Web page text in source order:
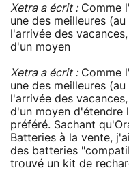
Xetra a écrit :Comme
une des meilleures
l'arrivée des
d'un moyen
Xetra a écrit :Comme
une des meilleures
l'arrivée des
d'un moyen d'étendre
préféré. Sachant
Batteries à la vente,
des batteries
trouvé un kit de